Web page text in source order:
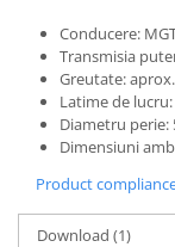
Conducere:
Transmisia
Greutate:
Latime de lucru:
Diametru perie:
Dimensiuni
Product
Download (1)